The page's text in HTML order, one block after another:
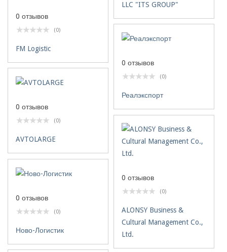
LLC "ITS GROUP"
0 отзывов
(0)
FM Logistic
0 отзывов
(0)
Реалэкспорт
0 отзывов
(0)
AVTOLARGE
0 отзывов
(0)
ALONSY Business &
Cultural Management Co.,
Ltd.
0 отзывов
(0)
Ново-Логистик